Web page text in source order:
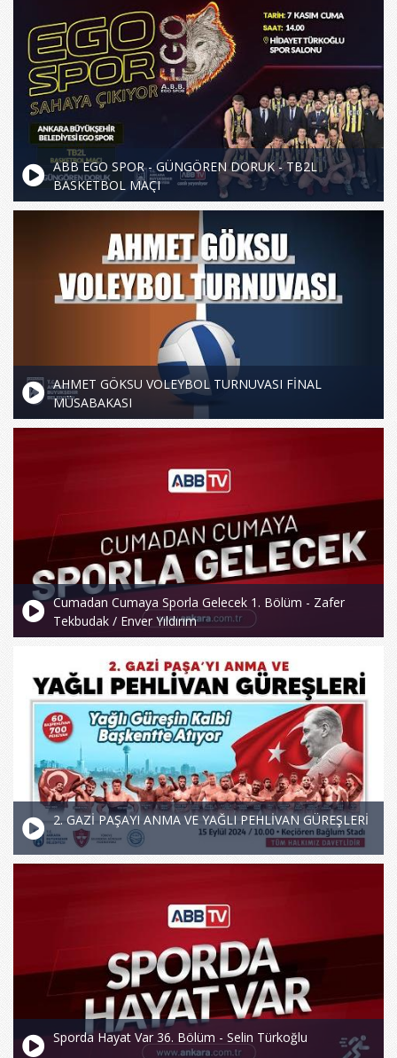
ABB EGO SPOR - GÜNGÖREN DORUK - TB2L
BASKETBOL MAÇI
AHMET GÖKSU VOLEYBOL TURNUVASI FİNAL
MÜSABAKASI
Cumadan Cumaya Sporla Gelecek 1. Bölüm - Zafer
Tekbudak / Enver Yıldırım
2. GAZİ PAŞAYI ANMA VE YAĞLI PEHLİVAN GÜREŞLERİ
Sporda Hayat Var 36. Bölüm - Selin Türkoğlu